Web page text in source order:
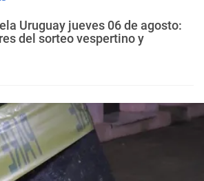
Uruguay jueves 06 de agosto:
del sorteo vespertino y